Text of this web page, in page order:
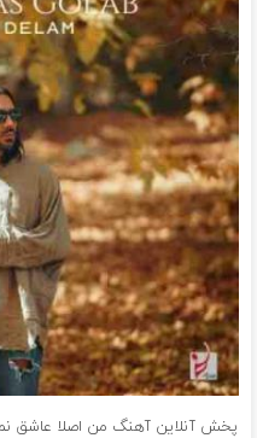
پخش آنلاین آهنگ من اصلا عاشق